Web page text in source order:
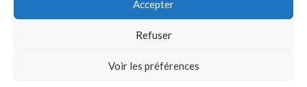
Accepter
Refuser
Voir les préférences
LE TENNIS DE TABLE DE MAIZIÈRES-LÈS-METZ